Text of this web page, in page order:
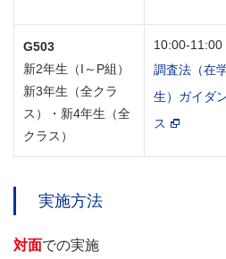
G503
新2年生（I～P組）
新3年生（全クラ
ス）・新4年生（全
クラス）
10:00-11:00
調査法（在
生）ガイダ
ス
実施方法
対面での実施